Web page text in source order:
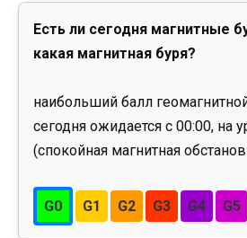
Есть ли сегодня магнитные
какая магнитная буря?
наибольший балл
сегодня ожидается с 00:00, на
(спокойная магнитная
G0 G1 G2 G3 G4 G5